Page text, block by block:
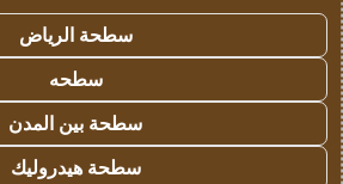
سطحة الرياض
سطحه
سطحة بين المدن
سطحة هيدروليك